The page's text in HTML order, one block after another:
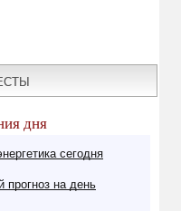
дня
сегодня
прогноз на день